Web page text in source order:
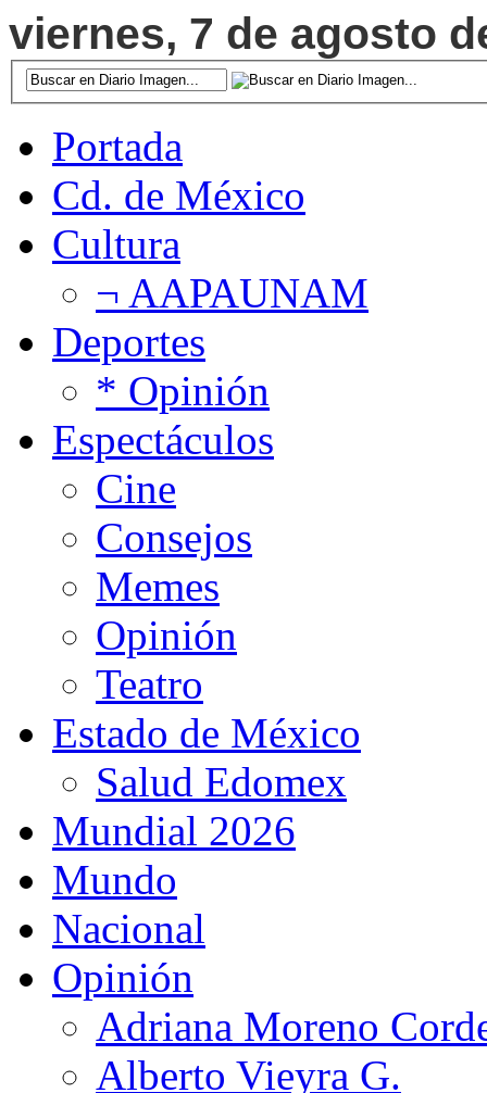
viernes, 7 de agosto
Portada
Cd. de México
Cultura
¬ AAPAUNAM
Deportes
* Opinión
Espectáculos
Cine
Consejos
Memes
Opinión
Teatro
Estado de México
Salud Edomex
Mundial 2026
Mundo
Nacional
Opinión
Adriana Moreno
Alberto Vieyra G.